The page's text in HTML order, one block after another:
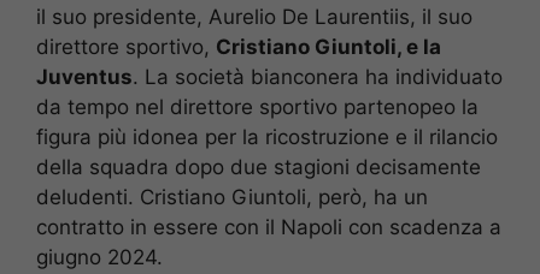
il suo presidente, Aurelio De Laurentiis, il suo
direttore sportivo, Cristiano Giuntoli, e la
Juventus. La società bianconera ha individuato
da tempo nel direttore sportivo partenopeo la
figura più idonea per la ricostruzione e il rilancio
della squadra dopo due stagioni decisamente
deludenti. Cristiano Giuntoli, però, ha un
contratto in essere con il Napoli con scadenza a
giugno 2024.